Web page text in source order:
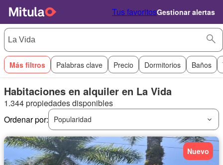
Tus favoritosGestionar alertas
Más filtros Palabras clave Precio Dormitorios Baños
Habitaciones en alquiler en La Vida
1.344 propiedades disponibles
Ordenar por:
Popularidad
Nuevo